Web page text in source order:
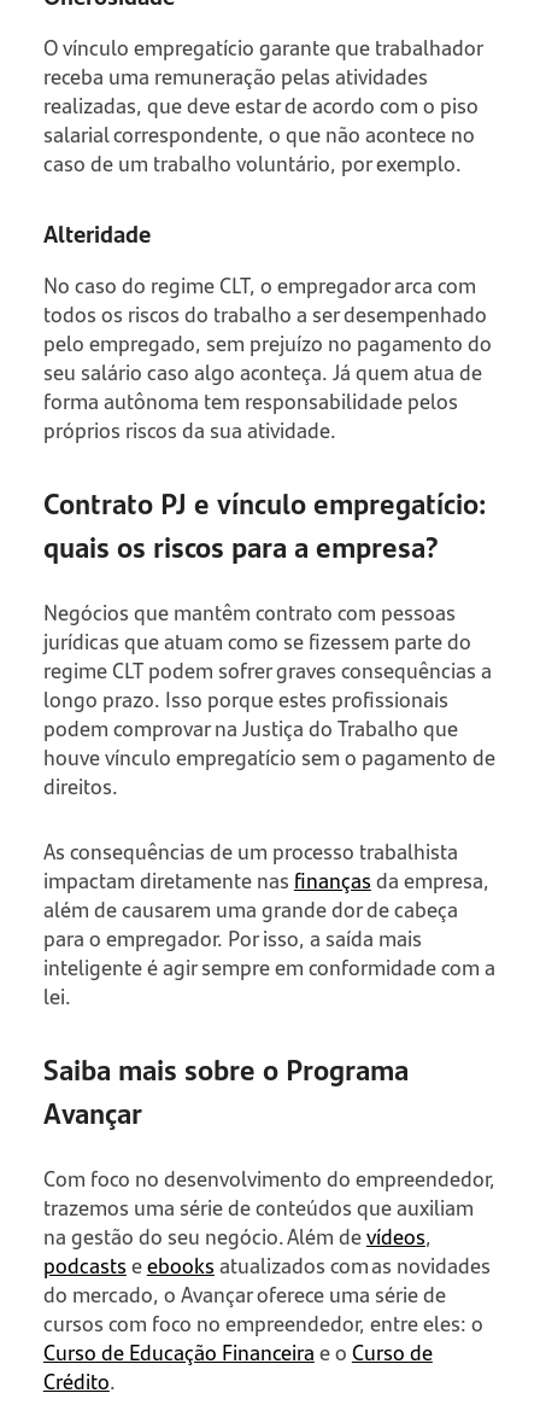
O vínculo empregatício garante que trabalhador
receba uma remuneração pelas atividades
realizadas, que deve estar de acordo com o piso
salarial correspondente, o que não acontece no
caso de um trabalho voluntário, por exemplo.
Alteridade
No caso do regime CLT, o empregador arca com
todos os riscos do trabalho a ser desempenhado
pelo empregado, sem prejuízo no pagamento do
seu salário caso algo aconteça. Já quem atua de
forma autônoma tem responsabilidade pelos
próprios riscos da sua atividade.
Contrato PJ e vínculo empregatício:
quais os riscos para a empresa?
Negócios que mantêm contrato com pessoas
jurídicas que atuam como se fizessem parte do
regime CLT podem sofrer graves consequências a
longo prazo. Isso porque estes profissionais
podem comprovar na Justiça do Trabalho que
houve vínculo empregatício sem o pagamento de
direitos.
As consequências de um processo trabalhista
impactam diretamente nas finançasda empresa,
além de causarem uma grande dor de cabeça
para o empregador. Por isso, a saída mais
inteligente é agir sempre em conformidade com a
lei.
Saiba mais sobre o Programa
Avançar
Com foco no desenvolvimento do empreendedor,
trazemos uma série de conteúdos que auxiliam
na gestão do seu negócio. Além devídeos,
podcastseebooksatualizados com as novidades
do mercado, o Avançar oferece uma série de
cursos com foco no empreendedor, entre eles: o
Curso de Educação Financeirae oCurso de
Crédito.